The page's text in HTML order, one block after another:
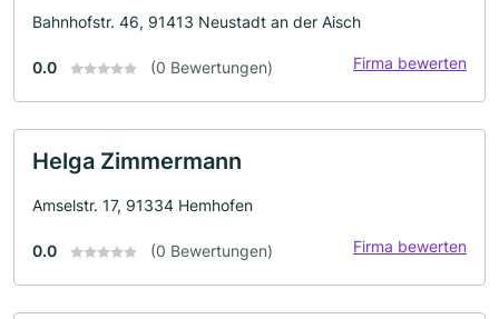
Bahnhofstr. 46, 91413 Neustadt an der Aisch
0.0 (0 Bewertungen) Firma bewerten
Helga Zimmermann
Amselstr. 17, 91334 Hemhofen
0.0 (0 Bewertungen) Firma bewerten